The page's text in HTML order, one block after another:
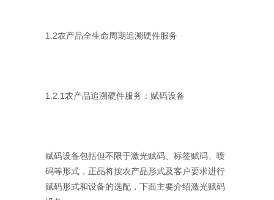
1.2农产品全生命周期追溯硬件服务
1.2.1农产品追溯硬件服务：赋码设备
赋码设备包括但不限于激光赋码、标签赋码、喷
码等形式，正品将按农产品形式及客户要求进行
赋码形式和设备的选配，下面主要介绍激光赋码